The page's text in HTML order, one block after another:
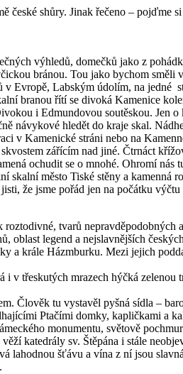
české shůry. Jinak řečeno – pojďme
výhledů, domečků jako z
bránou. Tou jako bychom směli
Evropě, Labským údolím, na jedné
branou řítí se divoká Kamenice
i Edmundovou soutěskou. Jen
návykové hledět do kraje skal.
v Kamenické stráni nebo na
zářícím nad jiné. Čtrnáct
ochudit se o mnohé. Ohromí
skalní město Tiské stěny a
že jsme pořád jen na počátku výčtu
tvarů
oblast legend a nejslavnějších
krále Házmburku. Mezi jejich
v třeskutých mrazech hýčká
Člověk tu vystavěl pyšná sídla –
Ptačími domky, kapličkami a
monumentu, světově
katedrály sv. Štěpána i stále
lahodnou šťávu a vína z ní jsou